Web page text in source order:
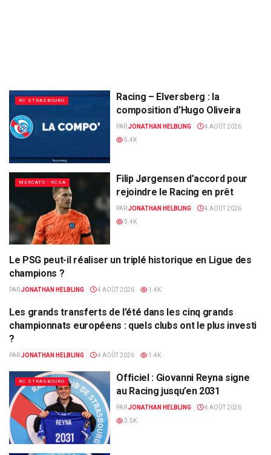
RC STRASBOURG
Racing – Elversberg : la
composition d’Hugo Oliveira
PARJONATHAN HELBLING
4 AOÛT 2026
5.4K
MERCATO - RCSA
Filip Jørgensen d’accord pour
rejoindre le Racing en prêt
PARJONATHAN HELBLING
4 AOÛT 2026
3.4K
ALSA'SPORTS
Le PSG peut-il réaliser un triplé historique en Ligue des
champions ?
PARJONATHAN HELBLING 4 AOÛT 2026 1.4K
ALSA'SPORTS
Les grands transferts de l’été dans les cinq grands
championnats européens : quels clubs ont le plus investi
?
PARJONATHAN HELBLING 4 AOÛT 2026 1.4K
RC STRASBOURG
Officiel : Giovanni Reyna signe
au Racing jusqu’en 2031
PARJONATHAN HELBLING
4 AOÛT 2026
3.5K